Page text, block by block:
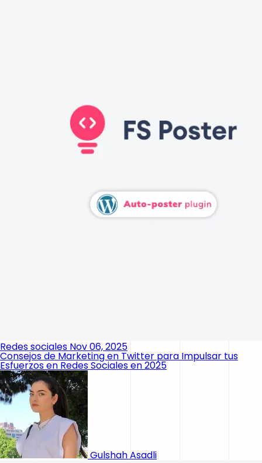
Redes sociales Nov 06, 2025
Consejos de Marketing en Twitter para Impulsar tus
Esfuerzos en Redes Sociales en 2025
Gulshah Asadli